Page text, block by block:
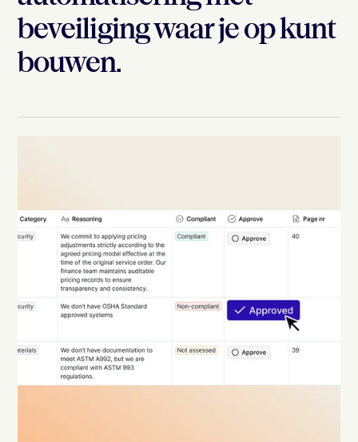
beveiliging waar je op kunt
bouwen.